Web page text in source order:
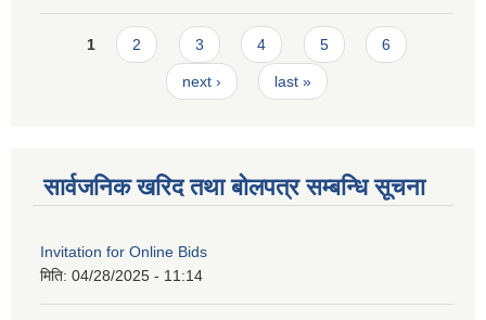
Pages
1 2 3 4 5 6
next › last »
सार्वजनिक खरिद तथा बोलपत्र सम्बन्धि सूचना
Invitation for Online Bids
मिति: 04/28/2025 - 11:14